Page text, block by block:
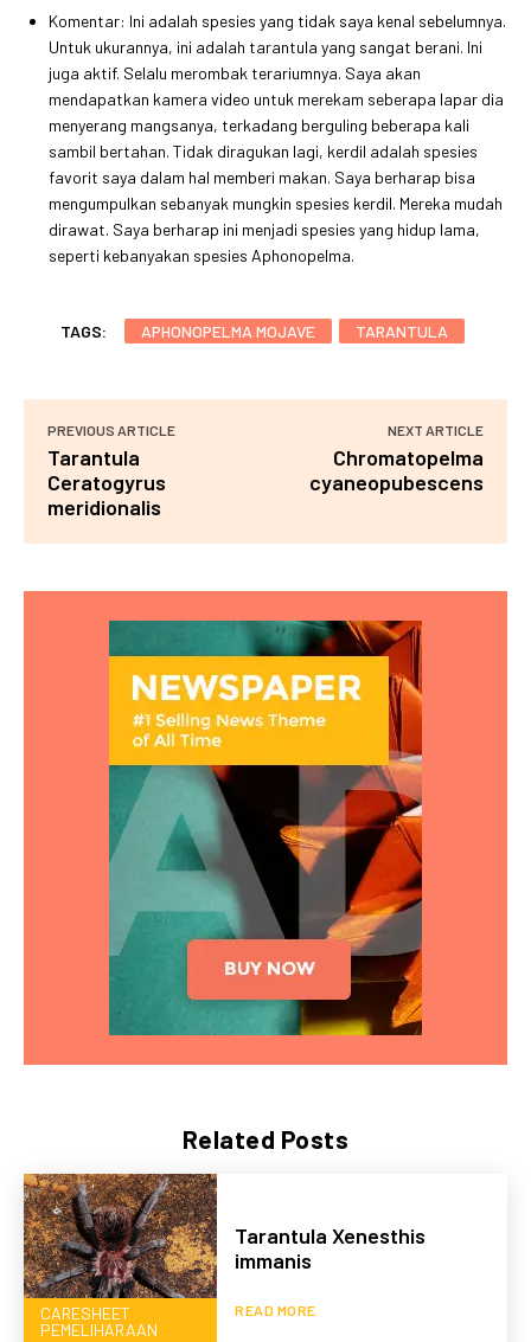
Related Posts
CARESHEET
PEMELIHARAAN
Tarantula Xenesthis
immanis
READ MORE
Komentar: Ini adalah spesies yang tidak saya kenal sebelumnya.
Untuk ukurannya, ini adalah tarantula yang sangat berani. Ini
juga aktif. Selalu merombak terariumnya. Saya akan
mendapatkan kamera video untuk merekam seberapa lapar dia
menyerang mangsanya, terkadang berguling beberapa kali
sambil bertahan. Tidak diragukan lagi, kerdil adalah spesies
favorit saya dalam hal memberi makan. Saya berharap bisa
mengumpulkan sebanyak mungkin spesies kerdil. Mereka mudah
dirawat. Saya berharap ini menjadi spesies yang hidup lama,
seperti kebanyakan spesies Aphonopelma.
TAGS: APHONOPELMA MOJAVE TARANTULA
PREVIOUS ARTICLE
Tarantula
Ceratogyrus
meridionalis
NEXT ARTICLE
Chromatopelma
cyaneopubescens